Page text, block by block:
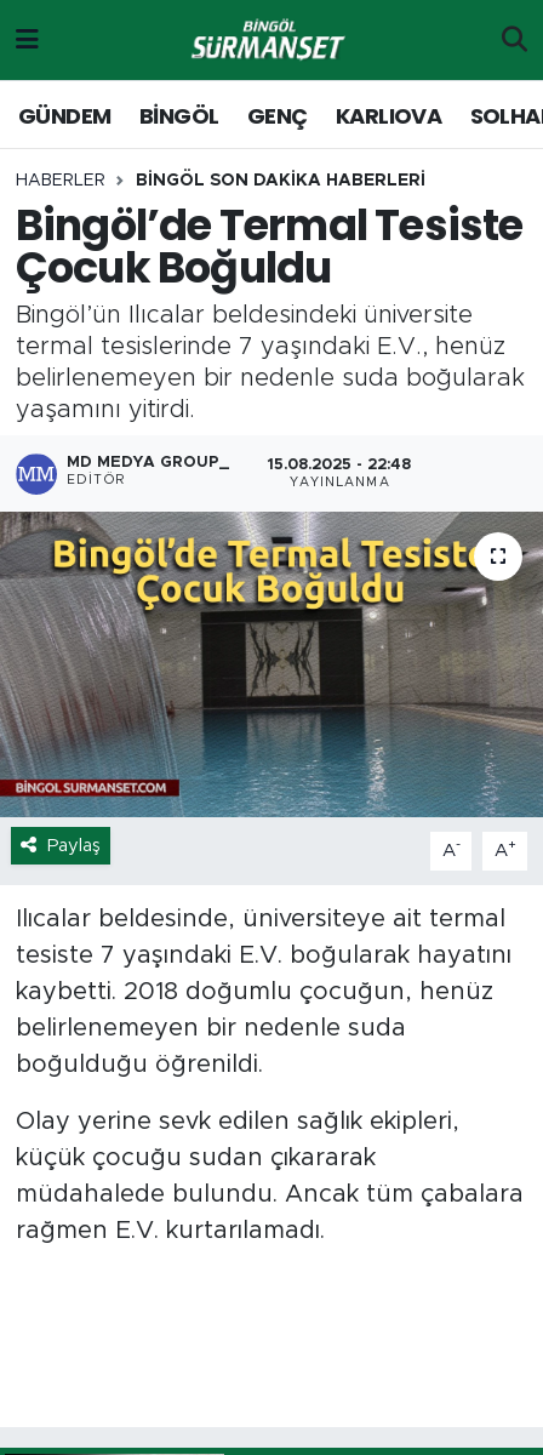
GÜNDEM BİNGÖL GENÇ KARLIOVA
HABERLER BİNGÖL SON DAKİKA HABERLERİ
Bingöl’de Termal Tesiste
Çocuk Boğuldu
Bingöl’ün Ilıcalar beldesindeki üniversite
termal tesislerinde 7 yaşındaki E.V., henüz
belirlenemeyen bir nedenle suda boğularak
yaşamını yitirdi.
MD MEDYA GROUP_
EDITÖR
15.08.2025 - 22:48
YAYINLANMA
Paylaş A- A+
Ilıcalar beldesinde, üniversiteye ait termal
tesiste 7 yaşındaki E.V. boğularak hayatını
kaybetti. 2018 doğumlu çocuğun, henüz
belirlenemeyen bir nedenle suda
boğulduğu öğrenildi.
Olay yerine sevk edilen sağlık ekipleri,
küçük çocuğu sudan çıkararak
müdahalede bulundu. Ancak tüm çabalara
rağmen E.V. kurtarılamadı.
Genç
Solhan
Karlıova
Adaklı-Kiğı
Yayladere-Yedisu
MD Prestij Dergisi
Siyaset
Spor
Yaşam
Sağlık
Eğitim
Ekonomi
Tavz Der
Bingöl Kaza Haberleri
Merkez Hava Durumu
Merkez Trafik Yoğunluk Haritası
Süper Lig Puan Durumu ve Fikstür
Tüm Manşetler
Son Dakika Haberleri
Haber Arşivi